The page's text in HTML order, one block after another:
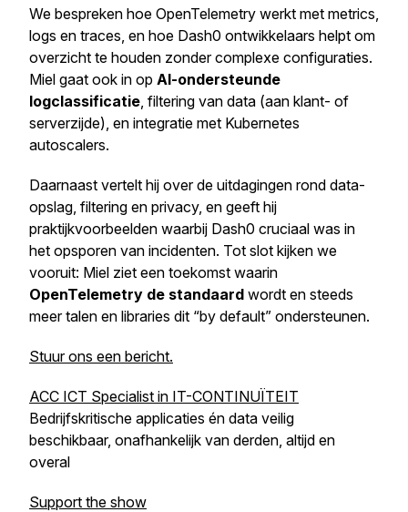
We bespreken hoe OpenTelemetry werkt met metrics,
logs en traces, en hoe Dash0 ontwikkelaars helpt om
overzicht te houden zonder complexe configuraties.
Miel gaat ook in op AI-ondersteunde
logclassificatie, filtering van data (aan klant- of
serverzijde), en integratie met Kubernetes
autoscalers.
Daarnaast vertelt hij over de uitdagingen rond data-
opslag, filtering en privacy, en geeft hij
praktijkvoorbeelden waarbij Dash0 cruciaal was in
het opsporen van incidenten. Tot slot kijken we
vooruit: Miel ziet een toekomst waarin
OpenTelemetry de standaard wordt en steeds
meer talen en libraries dit “by default” ondersteunen.
Stuur ons een bericht.
ACC ICT Specialist in IT-CONTINUÏTEIT
Bedrijfskritische applicaties én data veilig
beschikbaar, onafhankelijk van derden, altijd en
overal
Support the show